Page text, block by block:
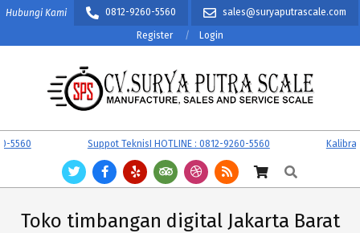
Skip
content
Hubungi Kami 0812-9260-5560 sales@suryaputrascale.com
Register Login
CV.
SURYA
PUTRA
SCALE
Primary
Suppot TeknisI HOTLINE : 0812-9260-5560
Kalibrasi
Search
Toko timbangan digital Jakarta Barat